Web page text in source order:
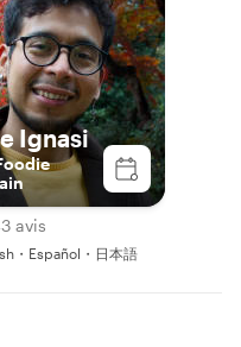
Ignasi
avis
・Español・日本語